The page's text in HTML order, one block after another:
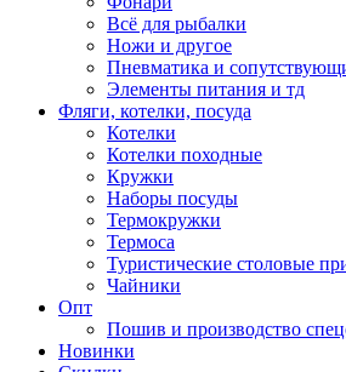
Всё для рыбалки
Ножи и другое
Пневматика и
Элементы питания и тд
Фляги, котелки, посуда
Котелки
Котелки походные
Кружки
Наборы посуды
Термокружки
Термоса
Туристические столовые
Чайники
Опт
Пошив и производство
Новинки